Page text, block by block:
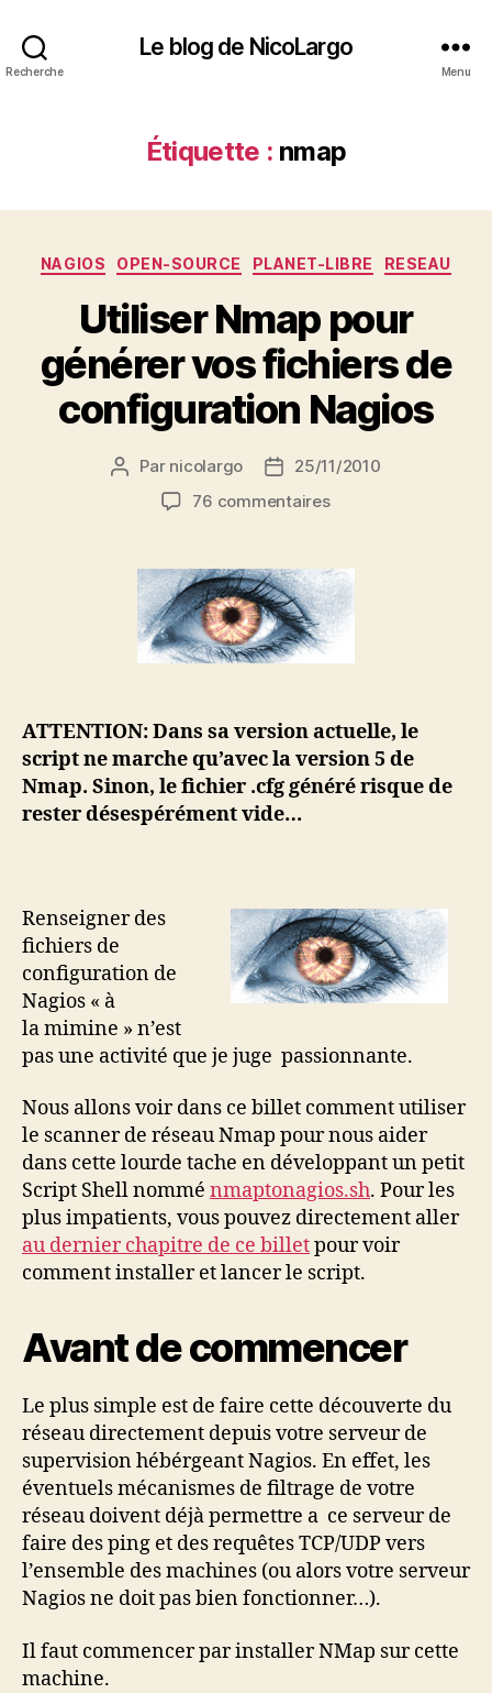
Recherche
Le blog de NicoLargo
Menu
Étiquette : nmap
Catégories
NAGIOS OPEN-SOURCE PLANET-LIBRE RESEAU
Utiliser Nmap pour
générer vos fichiers de
configuration Nagios
Auteur
l’article
Par nicolargo
Date25/11/2010
76 commentairessur
pour
générer
vos
de
ATTENTION: Dans sa version actuelle, le
script ne marche qu’avec la version 5 de
Nmap. Sinon, le fichier .cfg généré risque de
rester désespérément vide…
Renseigner des
fichiers de
configuration de
Nagios « à
la mimine » n’est
pas une activité que je juge passionnante.
Nous allons voir dans ce billet comment utiliser
le scanner de réseau Nmap pour nous aider
dans cette lourde tache en développant un petit
Script Shell nommé nmaptonagios.sh. Pour les
plus impatients, vous pouvez directement aller
au dernier chapitre de ce billetpour voir
comment installer et lancer le script.
Avant de commencer
Le plus simple est de faire cette découverte du
réseau directement depuis votre serveur de
supervision hébérgeant Nagios. En effet, les
éventuels mécanismes de filtrage de votre
réseau doivent déjà permettre a ce serveur de
faire des ping et des requêtes TCP/UDP vers
l’ensemble des machines (ou alors votre serveur
Nagios ne doit pas bien fonctionner…).
Il faut commencer par installer NMap sur cette
machine.